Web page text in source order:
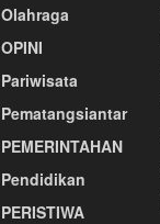
Olahraga
OPINI
Pariwisata
Pematangsiantar
PEMERINTAHAN
Pendidikan
PERISTIWA